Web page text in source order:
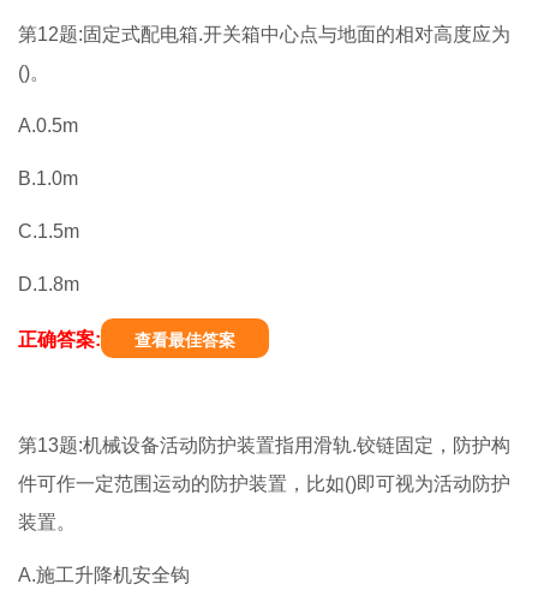
第12题:固定式配电箱.开关箱中心点与地面的相对高度应为
()。
A.0.5m
B.1.0m
C.1.5m
D.1.8m
正确答案: 查看最佳答案
第13题:机械设备活动防护装置指用滑轨.铰链固定，防护构
件可作一定范围运动的防护装置，比如()即可视为活动防护
装置。
A.施工升降机安全钩